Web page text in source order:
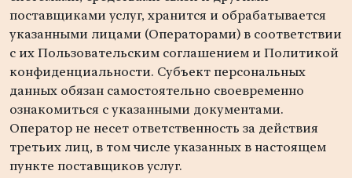
поставщиками услуг, хранится и обрабатывается
указанными лицами (Операторами) в соответствии
с их Пользовательским соглашением и Политикой
конфиденциальности. Субъект персональных
данных обязан самостоятельно своевременно
ознакомиться с указанными документами.
Оператор не несет ответственность за действия
третьих лиц, в том числе указанных в настоящем
пункте поставщиков услуг.